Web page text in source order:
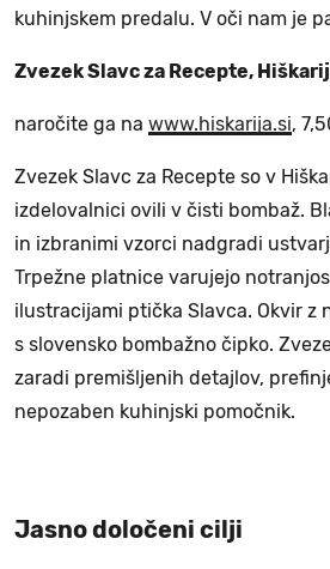
kuhinjskem predalu. V oči nam je
Zvezek Slavc za Recepte,
naročite ga na www.hiskarija.si,
Zvezek Slavc za Recepte so v
izdelovalnici ovili v čisti bombaž.
in izbranimi vzorci nadgradi
Trpežne platnice varujejo
ilustracijami ptička Slavca. Okvir z
s slovensko bombažno čipko.
zaradi premišljenih detajlov,
nepozaben kuhinjski pomočnik.
Jasno določeni cilji